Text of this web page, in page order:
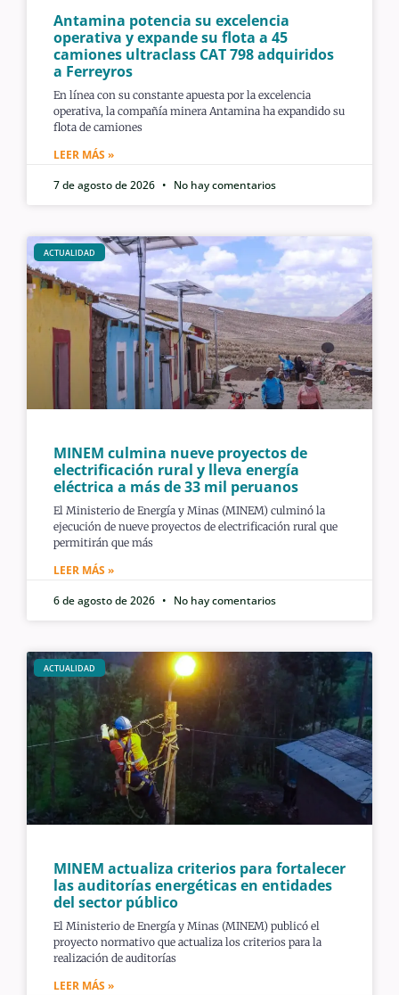
Antamina potencia su excelencia
operativa y expande su flota a 45
camiones ultraclass CAT 798 adquiridos
a Ferreyros
En línea con su constante apuesta por la excelencia
operativa, la compañía minera Antamina ha expandido su
flota de camiones
LEER MÁS »
7 de agosto de 2026
No hay comentarios
ACTUALIDAD
MINEM culmina nueve proyectos de
electrificación rural y lleva energía
eléctrica a más de 33 mil peruanos
El Ministerio de Energía y Minas (MINEM) culminó la
ejecución de nueve proyectos de electrificación rural que
permitirán que más
LEER MÁS »
6 de agosto de 2026
No hay comentarios
ACTUALIDAD
MINEM actualiza criterios para fortalecer
las auditorías energéticas en entidades
del sector público
El Ministerio de Energía y Minas (MINEM) publicó el
proyecto normativo que actualiza los criterios para la
realización de auditorías
LEER MÁS »